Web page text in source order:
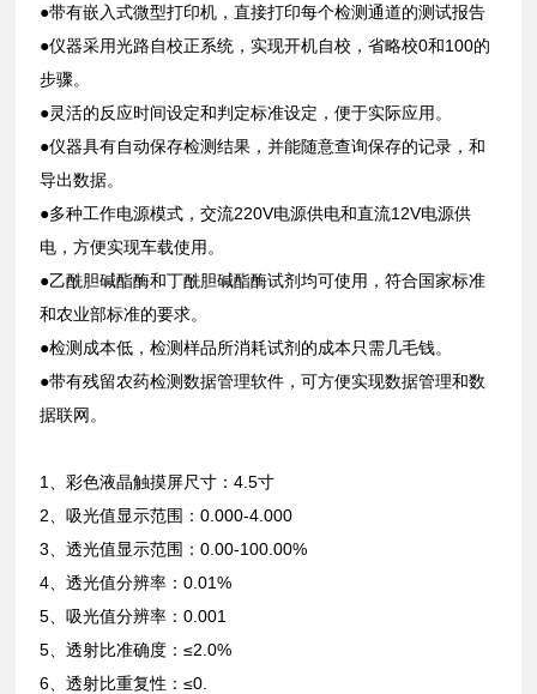
●带有嵌入式微型打印机，直接打印每个检测通道的测试报告
●仪器采用光路自校正系统，实现开机自校，省略校0和100的
步骤。
●灵活的反应时间设定和判定标准设定，便于实际应用。
●仪器具有自动保存检测结果，并能随意查询保存的记录，和
导出数据。
●多种工作电源模式，交流220V电源供电和直流12V电源供
电，方便实现车载使用。
●乙酰胆碱酯酶和丁酰胆碱酯酶试剂均可使用，符合国家标准
和农业部标准的要求。
●检测成本低，检测样品所消耗试剂的成本只需几毛钱。
●带有残留农药检测数据管理软件，可方便实现数据管理和数
据联网。
1、彩色液晶触摸屏尺寸：4.5寸
2、吸光值显示范围：0.000-4.000
3、透光值显示范围：0.00-100.00%
4、透光值分辨率：0.01%
5、吸光值分辨率：0.001
5、透射比准确度：≤2.0%
6、透射比重复性：≤0.